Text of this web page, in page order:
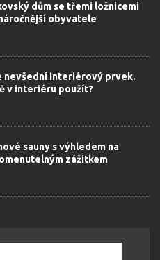
dům se třemi ložnicemi
obyvatele
nevšední interiérový prvek.
v interiéru použít?
sauny s výhledem na
zážitkem